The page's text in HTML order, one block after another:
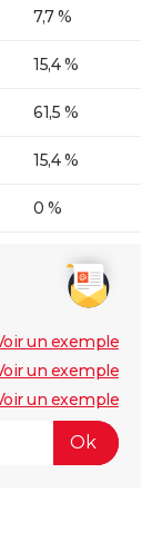
7,7 %
15,4 %
61,5 %
15,4 %
0 %
un exemple
un exemple
un exemple